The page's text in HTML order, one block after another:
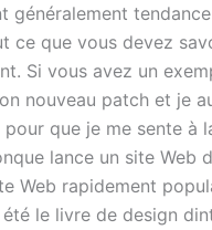
ce que vous devez
Si vous avez un
nouveau patch et je
que je me sente à
lance un site Web
rapidement
le livre de design